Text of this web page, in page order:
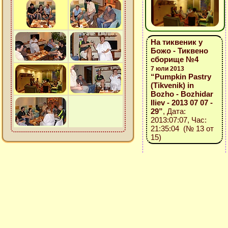
На тиквеник у
Божо - Тиквено
сборище №4
7 юли 2013
“Pumpkin Pastry
(Tikvenik) in
Bozho - Bozhidar
Iliev - 2013 07 07 -
29”, Дата:
2013:07:07, Час:
21:35:04 (№ 13 от
15)